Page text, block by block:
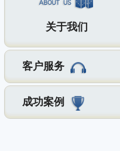
关于我们
客户服务
成功案例